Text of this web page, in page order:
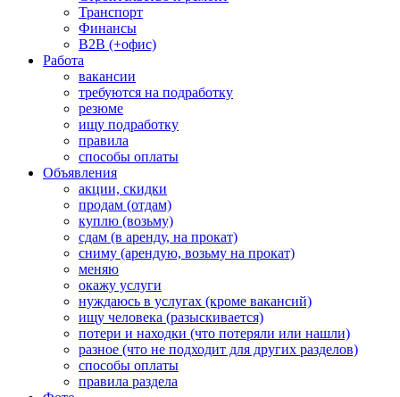
Транспорт
Финансы
B2B (+офис)
Работа
вакансии
требуются на подработку
резюме
ищу подработку
правила
способы оплаты
Объявления
акции, скидки
продам (отдам)
куплю (возьму)
сдам (в аренду, на прокат)
сниму (арендую, возьму на прокат)
меняю
окажу услуги
нуждаюсь в услугах (кроме вакансий)
ищу человека (разыскивается)
потери и находки (что потеряли или нашли)
разное (что не подходит для других разделов)
способы оплаты
правила раздела